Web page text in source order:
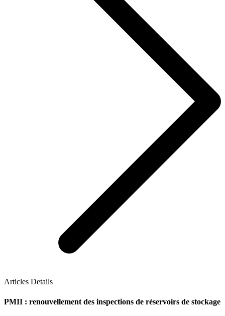
Articles Details
PMII : renouvellement des inspections de réservoirs de stockage